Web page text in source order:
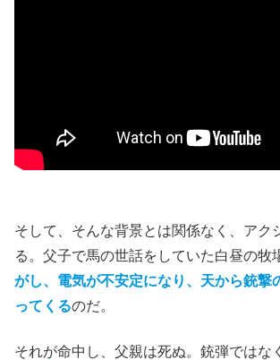
そして、そんな背景とは関係なく、アク
る。父子で馬の世話をしていた白昼の牧
がし、電気が不安定になり、天から銃撃
ってくるのだ。
それが命中し、父親は死ぬ。銃弾ではな